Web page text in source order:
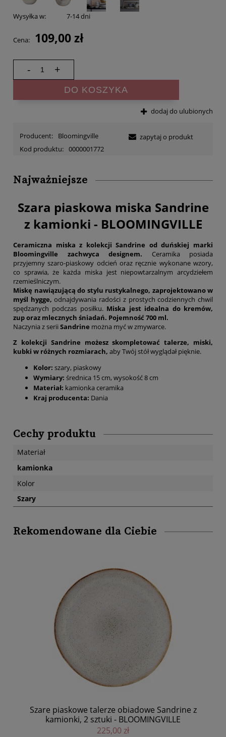
Wysyłka w: 7-14 dni
Cena: 109,00 zł
- +
DO KOSZYKA
dodaj do ulubionych
Producent:
Bloomingville
Kod produktu: 0000001772
zapytaj o produkt
Najważniejsze
Szara piaskowa miska Sandrine
z kamionki - BLOOMINGVILLE
Ceramiczna miska z kolekcji Sandrine od duńskiej marki
Bloomingville zachwyca designem. Ceramika posiada
przyjemny szaro-piaskowy odcień oraz ręcznie wykonane wzory,
co sprawia, że każda miska jest niepowtarzalnym arcydziełem
rzemieślniczym.
Miskę nawiązującą do stylu rustykalnego, zaprojektowano w
myśl hygge,odnajdywania radości z prostych codziennych chwil
spędzanych podczas posiłku. Miska jest idealna do kremów,
zup oraz mlecznych śniadań. Pojemność 700 ml.
Naczynia z serii Sandrine można myć w zmywarce.
Z kolekcji Sandrine możesz skompletować talerze, miski,
kubki w różnych rozmiarach, aby Twój stół wyglądał pięknie.
Kolor: szary, piaskowy
Wymiary: średnica 15 cm, wysokość 8 cm
Materiał: kamionka ceramika
Kraj producenta: Dania
Cechy produktu
Materiał
kamionka
Kolor
Szary
Rekomendowane dla Ciebie
Szare piaskowe talerze obiadowe Sandrine z
kamionki, 2 sztuki - BLOOMINGVILLE
225,00 zł